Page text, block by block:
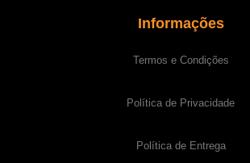
Informações
Termos e Condições
Política de Privacidade
Política de Entrega